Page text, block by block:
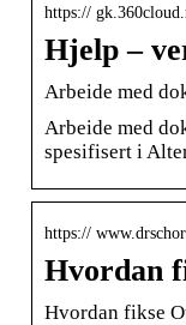
https://
Hjelp –
Arbeide med
Arbeide med
spesifisert i
https://
Hvordan
Hvordan fikse